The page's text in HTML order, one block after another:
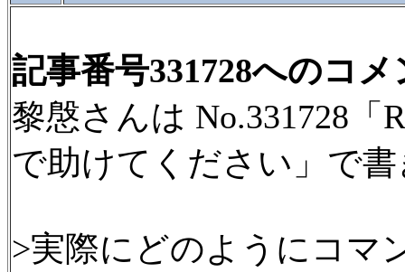
記事番号331728へのコメ
黎慇さんは No.331728
で助けてください」で
>実際にどのようにコマ